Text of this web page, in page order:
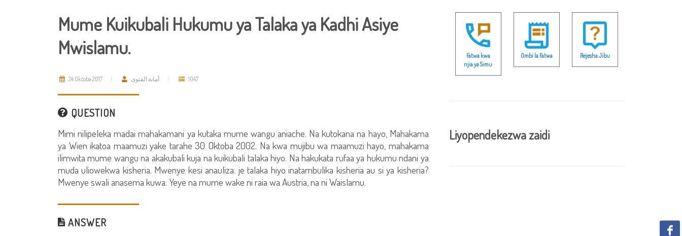
Mume Kuikubali Hukumu ya Talaka ya Kadhi Asiye
Mwislamu.
24 Oktoba 2017 أمانة الفتوى 1047
QUESTION
Mimi nilipeleka madai mahakamani ya kutaka mume wangu aniache. Na kutokana na hayo, Mahakama
ya Wien ikatoa maamuzi yake tarahe 30 Oktoba 2002. Na kwa mujibu wa maamuzi hayo, mahakama
ilimwita mume wangu na akakubali kuja na kuikubali talaka hiyo. Na hakukata rufaa ya hukumu ndani ya
muda uliowekwa kisheria. Mwenye kesi anauliza: je talaka hiyo inatambulika kisheria au si ya kisheria?
Mwenye swali anasema kuwa: Yeye na mume wake ni raia wa Austria, na ni Waislamu.
ANSWER
Fatwa kwa
njia ya Simu
Ombi la Fatwa Rejesha Jibu
Liyopendekezwa zaidi